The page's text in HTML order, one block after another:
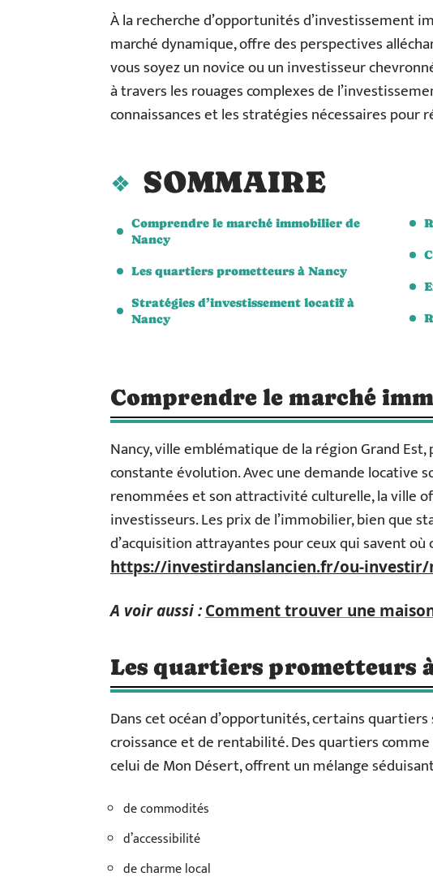
À la recherche d’opportunités d’investissement
marché dynamique, offre des perspectives
vous soyez un novice ou un investisseur
à travers les rouages complexes de
connaissances et les stratégies nécessaires pour
SOMMAIRE
Comprendre le marché immobilier de
Nancy
Les quartiers prometteurs à Nancy
Stratégies d’investissement locatif à
Nancy
Comprendre le marché
Nancy, ville emblématique de la région Grand
constante évolution. Avec une demande locative
renommées et son attractivité culturelle, la ville
investisseurs. Les prix de l’immobilier, bien que
d’acquisition attrayantes pour ceux qui savent où
https://investirdanslancien.fr/ou-investir/
A voir aussi :Comment trouver une
Les quartiers prometteurs
Dans cet océan d’opportunités, certains
croissance et de rentabilité. Des quartiers
celui de Mon Désert, offrent un mélange
de commodités
d’accessibilité
de charme local